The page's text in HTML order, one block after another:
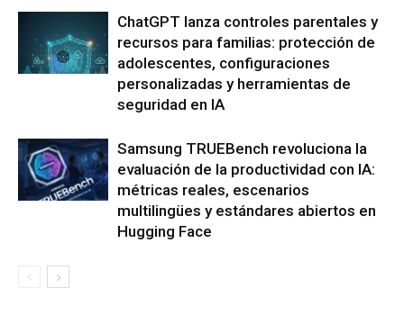
ChatGPT lanza controles parentales y
recursos para familias: protección de
adolescentes, configuraciones
personalizadas y herramientas de
seguridad en IA
Samsung TRUEBench revoluciona la
evaluación de la productividad con IA:
métricas reales, escenarios
multilingües y estándares abiertos en
Hugging Face